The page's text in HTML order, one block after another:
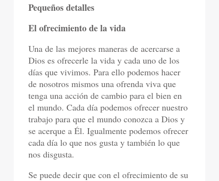
Pequeños detalles
El ofrecimiento de la vida
Una de las mejores maneras de acercarse a
Dios es ofrecerle la vida y cada uno de los
días que vivimos. Para ello podemos hacer
de nosotros mismos una ofrenda viva que
tenga una acción de cambio para el bien en
el mundo. Cada día podemos ofrecer nuestro
trabajo para que el mundo conozca a Dios y
se acerque a Él. Igualmente podemos ofrecer
cada día lo que nos gusta y también lo que
nos disgusta.
Se puede decir que con el ofrecimiento de su